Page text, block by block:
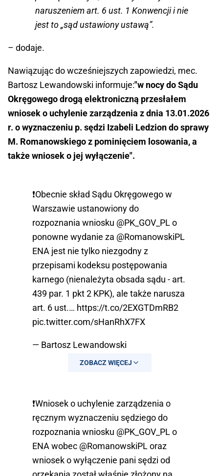
naruszeniem art. 6 ust. 1 Konwencji i nie
jest to „sąd ustawiony ustawą”.
– dodaje.
Nawiązując do wcześniejszych zapowiedzi, mec.
Bartosz Lewandowski informuje:"w nocy do Sądu
Okręgowego drogą elektroniczną przesłałem
wniosek o uchylenie zarządzenia z dnia 13.01.2026
r. o wyznaczeniu p. sędzi Izabeli Ledzion do sprawy
M. Romanowskiego z pominięciem losowania, a
także wniosek o jej wyłączenie".
❗️Obecnie skład Sądu Okręgowego w
Warszawie ustanowiony do
rozpoznania wniosku @PK_GOV_PLo
ponowne wydanie za @RomanowskiPL
ENA jest nie tylko niezgodny z
przepisami kodeksu postępowania
karnego (nienależyta obsada sądu - art.
439 par. 1 pkt 2 KPK), ale także narusza
art. 6 ust.… https://t.co/2EXGTDmRB2
pic.twitter.com/sHanRhX7FX
— Bartosz Lewandowski
(@BartoszLewand20)January 14, 2026
ZOBACZ WIĘCEJ
❗️Wniosek o uchylenie zarządzenia o
ręcznym wyznaczeniu sędziego do
rozpoznania wniosku @PK_GOV_PLo
ENA wobec @RomanowskiPLoraz
wniosek o wyłączenie pani sędzi od